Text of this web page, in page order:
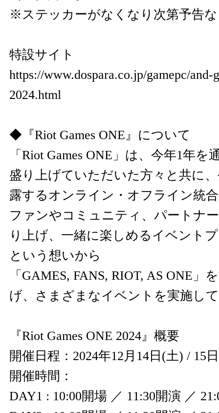
※ステッカーがなくなり次第予告
特設サイト
https://www.dospara.co.jp/gamepc/
2024.html
◆『Riot Games ONE』について
「Riot Games ONE」は、今年1年を
盛り上げていただいた方々と共に
露するオンライン・オフライン統
ファンやコミュニティ、パートナ
り上げ、一緒に楽しめるイベント
という想いから
「GAMES, FANS, RIOT, AS ONE」
げ、さまざまなイベントを実施し
『Riot Games ONE 2024』概要
開催日程：2024年12月14日(土) / 15
開催時間：
DAY1 : 10:00開場 ／ 11:30開演 ／